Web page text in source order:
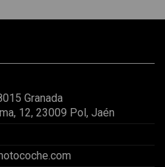
además de llegarme 2
Granada
12, 23009 Pol, Jaén